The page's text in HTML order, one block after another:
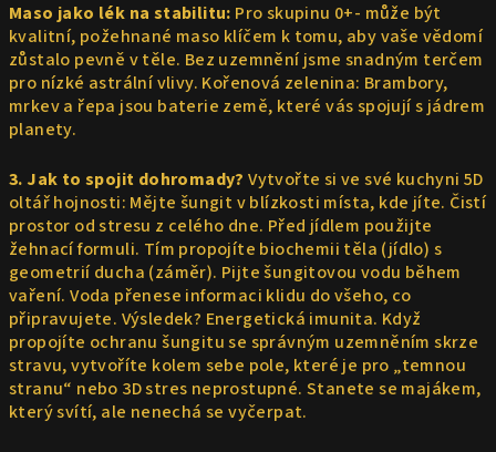
Maso jako lék na stabilitu: Pro skupinu 0+- může být
kvalitní, požehnané maso klíčem k tomu, aby vaše vědomí
zůstalo pevně v těle. Bez uzemnění jsme snadným terčem
pro nízké astrální vlivy. Kořenová zelenina: Brambory,
mrkev a řepa jsou baterie země, které vás spojují s jádrem
planety.
3. Jak to spojit dohromady? Vytvořte si ve své kuchyni 5D
oltář hojnosti: Mějte šungit v blízkosti místa, kde jíte. Čistí
prostor od stresu z celého dne. Před jídlem použijte
žehnací formuli. Tím propojíte biochemii těla (jídlo) s
geometrií ducha (záměr). Pijte šungitovou vodu během
vaření. Voda přenese informaci klidu do všeho, co
připravujete. Výsledek? Energetická imunita. Když
propojíte ochranu šungitu se správným uzemněním skrze
stravu, vytvoříte kolem sebe pole, které je pro „temnou
stranu“ nebo 3D stres neprostupné. Stanete se majákem,
který svítí, ale nenechá se vyčerpat.